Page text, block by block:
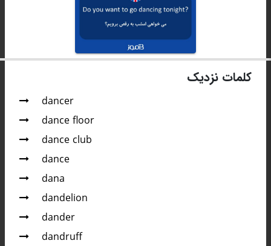
کلمات نزدیک
dancer
dance floor
dance club
dance
dana
dandelion
dander
dandruff